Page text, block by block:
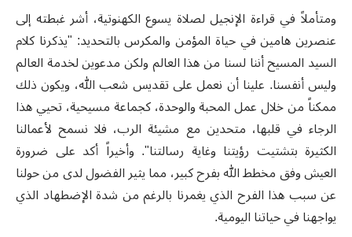
ومتأملاً في قراءة الإنجيل لصلاة يسوع الكهنوتية، أشر غبطته إلى
عنصرين هامين في حياة المؤمن والمكرس بالتحديد: "يذكرنا كلام
السيد المسيح أننا لسنا من هذا العالم ولكن مدعوين لخدمة العالم
وليس أنفسنا. علينا أن نعمل على تقديس شعب الله، ويكون ذلك
ممكناً من خلال عمل المحبة والوحدة، كجماعة مسيحية، تحيي هذا
الرجاء في قلبها، متحدين مع مشيئة الرب، فلا نسمح لأعمالنا
الكثيرة بتشتيت رؤيتنا وغاية رسالتنا". وأخيراً أكد على ضرورة
العيش وفق مخطط الله بفرح كبير، مما يثير الفضول لدى من حولنا
عن سبب هذا الفرح الذي يغمرنا بالرغم من شدة الإضطهاد الذي
يواجهنا في حياتنا اليومية.